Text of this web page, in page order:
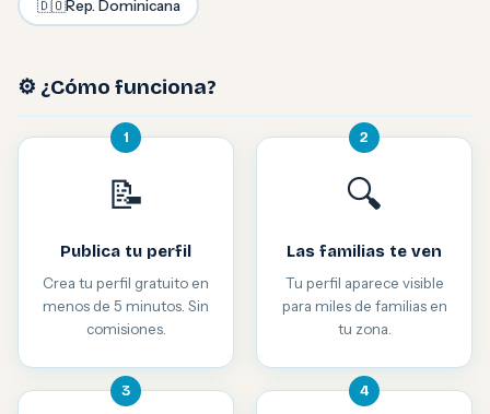
🇩🇴Rep. Dominicana
⚙️ ¿Cómo funciona?
1
📝
Publica tu perfil
Crea tu perfil gratuito en
menos de 5 minutos. Sin
comisiones.
2
🔍
Las familias te ven
Tu perfil aparece visible
para miles de familias en
tu zona.
3 4